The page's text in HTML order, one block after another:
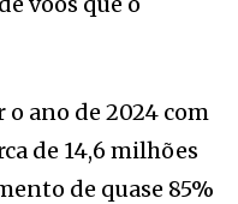
o ano de 2024 com
de 14,6 milhões
de quase 85%